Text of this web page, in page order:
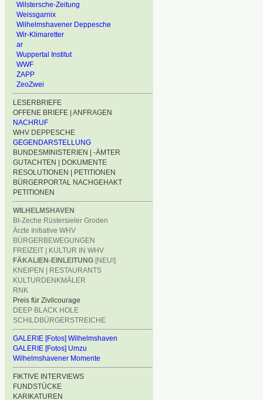
Wilstersche-Zeitung
Weissgarnix
Wilhelmshavener Deppesche
Wir-Klimaretter
ar
Wuppertal Institut
WWF
ZAPP
ZeoZwei
LESERBRIEFE
OFFENE BRIEFE | ANFRAGEN
NACHRUF
WHV DEPPESCHE
GEGENDARSTELLUNG
BUNDESMINISTERIEN | -ÄMTER
GUTACHTEN | DOKUMENTE
RESOLUTIONEN | PETITIONEN
BÜRGERPORTAL NACHGEHAKT
PETITIONEN
WILHELMSHAVEN
BI-Zeche Rüstersieler Groden
Ärzte Initiative WHV
BÜRGERBEWEGUNGEN
FREIZEIT | KULTUR IN WHV
FÄKALIEN-EINLEITUNG [NEU!]
KNEIPEN | RESTAURANTS
KULTURDENKMÄLER
RNK
Preis für Zivilcourage
DEEP BLACK HOLE
SCHILDBÜRGERSTREICHE
GALERIE [Fotos] Wilhelmshaven
GALERIE [Fotos] Umzu
Wilhelmshavener Momente
FIKTIVE INTERVIEWS
FUNDSTÜCKE
KARIKATUREN